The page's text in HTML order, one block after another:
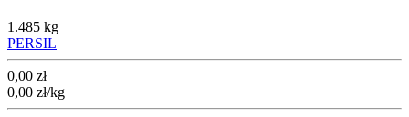
1.485 kg
PERSIL
Cena
0,00 zł
0,00 zł/kg